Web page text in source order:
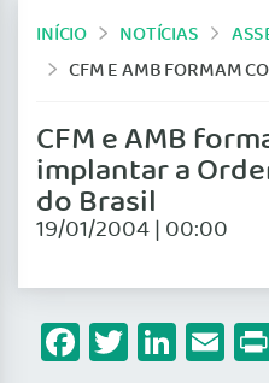
INÍCIO NOTÍCIAS
CFM E AMB FORMAM COMISSÃO PARA IMPLANTAR A ORDEM DOS MÉDICOS
CFM e AMB
implantar a
do Brasil
19/01/2004 | 00:00
Facebook
Twitter